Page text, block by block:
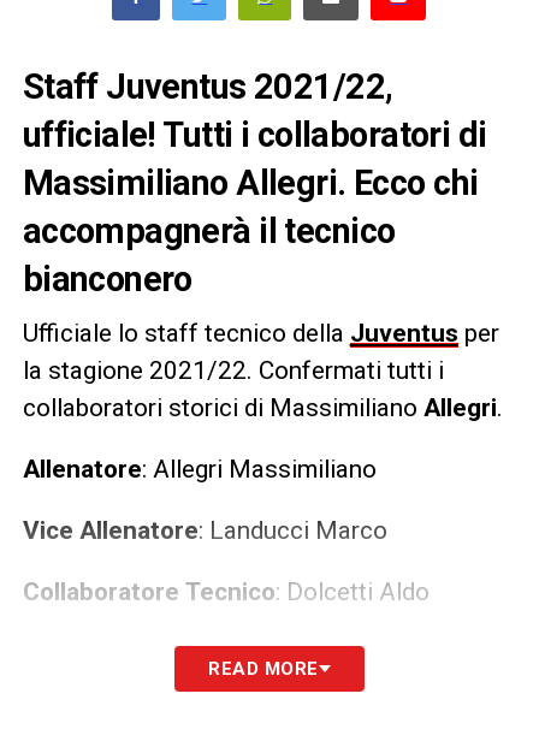
Staff Juventus 2021/22,
ufficiale! Tutti i collaboratori di
Massimiliano Allegri. Ecco chi
accompagnerà il tecnico
bianconero
Ufficiale lo staff tecnico della Juventus per
la stagione 2021/22. Confermati tutti i
collaboratori storici di Massimiliano Allegri.
Allenatore: Allegri Massimiliano
Vice Allenatore: Landucci Marco
Collaboratore Tecnico: Dolcetti Aldo
Collaboratore Tecnico: Trombetta Maurizio
READ MORE